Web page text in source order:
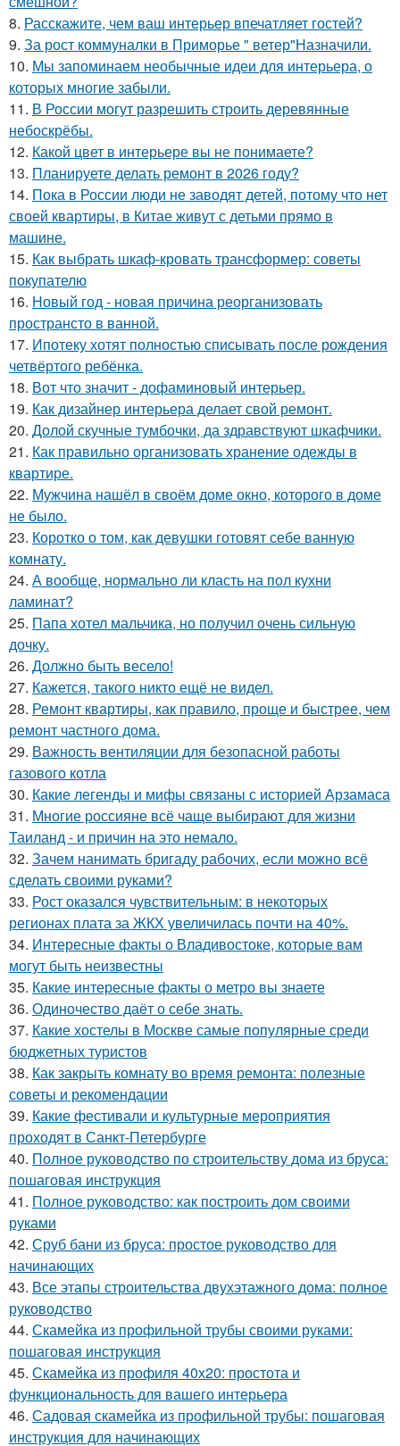
8. Расскажите, чем ваш интерьер впечатляет гостей?
9. За рост коммуналки в Приморье " ветер"Назначили.
10. Мы запоминаем необычные идеи для интерьера, о
которых многие забыли.
11. В России могут разрешить строить деревянные
небоскрёбы.
12. Какой цвет в интерьере вы не понимаете?
13. Планируете делать ремонт в 2026 году?
14. Пока в России люди не заводят детей, потому что нет
своей квартиры, в Китае живут с детьми прямо в
машине.
15. Как выбрать шкаф-кровать трансформер: советы
покупателю
16. Новый год - новая причина реорганизовать
пространсто в ванной.
17. Ипотеку хотят полностью списывать после рождения
четвёртого ребёнка.
18. Вот что значит - дофаминовый интерьер.
19. Как дизайнер интерьера делает свой ремонт.
20. Долой скучные тумбочки, да здравствуют шкафчики.
21. Как правильно организовать хранение одежды в
квартире.
22. Мужчина нашёл в своём доме окно, которого в доме
не было.
23. Коротко о том, как девушки готовят себе ванную
комнату.
24. А вообще, нормально ли класть на пол кухни
ламинат?
25. Папа хотел мальчика, но получил очень сильную
дочку.
26. Должно быть весело!
27. Кажется, такого никто ещё не видел.
28. Ремонт квартиры, как правило, проще и быстрее, чем
ремонт частного дома.
29. Важность вентиляции для безопасной работы
газового котла
30. Какие легенды и мифы связаны с историей Арзамаса
31. Многие россияне всё чаще выбирают для жизни
Таиланд - и причин на это немало.
32. Зачем нанимать бригаду рабочих, если можно всё
сделать своими руками?
33. Рост оказался чувствительным: в некоторых
регионах плата за ЖКХ увеличилась почти на 40%.
34. Интересные факты о Владивостоке, которые вам
могут быть неизвестны
35. Какие интересные факты о метро вы знаете
36. Одиночество даёт о себе знать.
37. Какие хостелы в Москве самые популярные среди
бюджетных туристов
38. Как закрыть комнату во время ремонта: полезные
советы и рекомендации
39. Какие фестивали и культурные мероприятия
проходят в Санкт-Петербурге
40. Полное руководство по строительству дома из бруса:
пошаговая инструкция
41. Полное руководство: как построить дом своими
руками
42. Сруб бани из бруса: простое руководство для
начинающих
43. Все этапы строительства двухэтажного дома: полное
руководство
44. Скамейка из профильной трубы своими руками:
пошаговая инструкция
45. Скамейка из профиля 40х20: простота и
функциональность для вашего интерьера
46. Садовая скамейка из профильной трубы: пошаговая
инструкция для начинающих